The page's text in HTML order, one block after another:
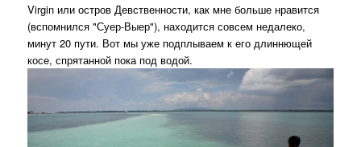
Virgin или остров Девственности, как мне больше нравится
(вспомнился "Суер-Выер"), находится совсем недалеко,
минут 20 пути. Вот мы уже подплываем к его длиннющей
косе, спрятанной пока под водой.